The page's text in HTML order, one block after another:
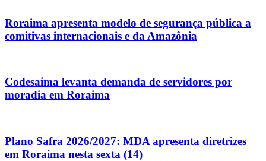
Roraima apresenta modelo de segurança pública a
comitivas internacionais e da Amazônia
Codesaima levanta demanda de servidores por
moradia em Roraima
Plano Safra 2026/2027: MDA apresenta diretrizes
em Roraima nesta sexta (14)